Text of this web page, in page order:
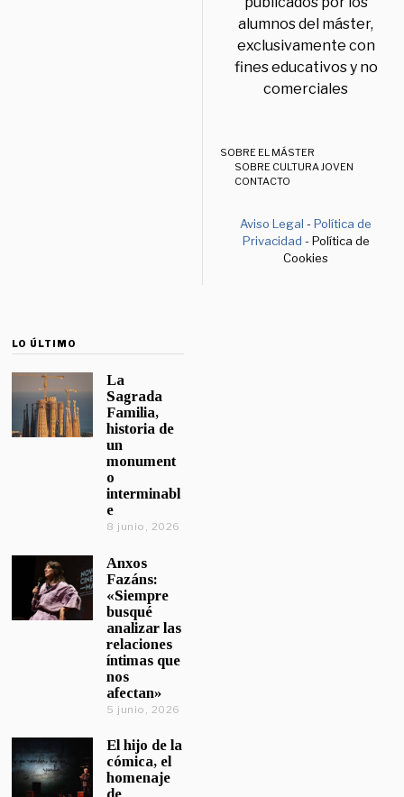
alumnos del máster,
exclusivamente con
fines educativos y no
comerciales
SOBRE EL MÁSTER
SOBRE CULTURA JOVEN
CONTACTO
Aviso Legal -Política de
Privacidad - Política de
Cookies
LO ÚLTIMO
La
Sagrada
Familia,
historia de
un
monument
o
interminabl
e
8 junio, 2026
Anxos
Fazáns:
«Siempre
busqué
analizar las
relaciones
íntimas que
nos
afectan»
5 junio, 2026
El hijo de la
cómica, el
homenaje